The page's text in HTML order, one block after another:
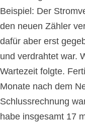
Beispiel: Der
den neuen Zähler
dafür aber erst
und verdrahtet war.
Wartezeit folgte.
Monate nach dem
Schlussrechnung
habe insgesamt 17